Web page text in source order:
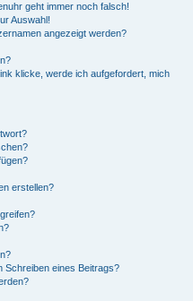
geht immer noch falsch!
Auswahl!
angezeigt werden?
klicke, werde ich aufgefordert, mich
erstellen?
Schreiben eines Beitrags?